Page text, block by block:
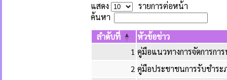
แสดง
รายการต่อหน้า
ค้นหา
ลำดับที่
หัวข้อข่าว
1 คู่มือแนวทางการจัดการก
2 คู่มือประชาชนการรับชำร